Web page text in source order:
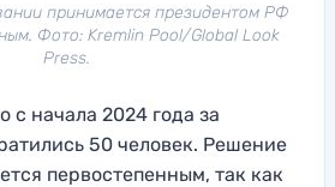
принимается президентом РФ
Фото: Kremlin Pool/Global Look
Press.
с начала 2024 года за
50 человек. Решение
первостепенным, так как